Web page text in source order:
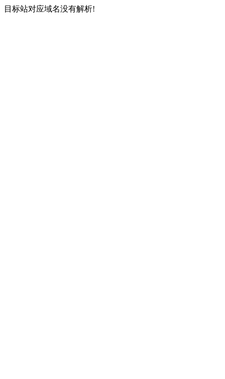
目标站对应域名没有解析!